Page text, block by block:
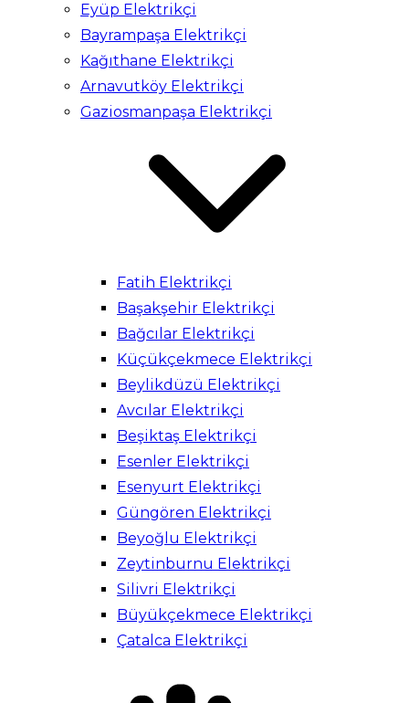
Eyüp Elektrikçi
Bayrampaşa Elektrikçi
Kağıthane Elektrikçi
Arnavutköy Elektrikçi
Gaziosmanpaşa Elektrikçi
Fatih Elektrikçi
Başakşehir Elektrikçi
Bağcılar Elektrikçi
Küçükçekmece Elektrikçi
Beylikdüzü Elektrikçi
Avcılar Elektrikçi
Beşiktaş Elektrikçi
Esenler Elektrikçi
Esenyurt Elektrikçi
Güngören Elektrikçi
Beyoğlu Elektrikçi
Zeytinburnu Elektrikçi
Silivri Elektrikçi
Büyükçekmece Elektrikçi
Çatalca Elektrikçi